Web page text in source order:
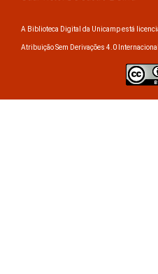
A Biblioteca Digital da Unicamp está
Atribuição Sem Derivações 4.0 Internacional